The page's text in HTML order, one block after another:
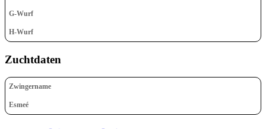
G-Wurf
H-Wurf
Zuchtdaten
Zwingername
Esmeé